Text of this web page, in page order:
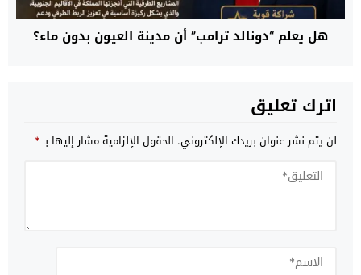
هل يعلم “دونالد ترامب” أن مدينة العيون بدون ماء؟
اترك تعليق
لن يتم نشر عنوان بريدك الإلكتروني. الحقول الإلزامية مشار إليها بـ*